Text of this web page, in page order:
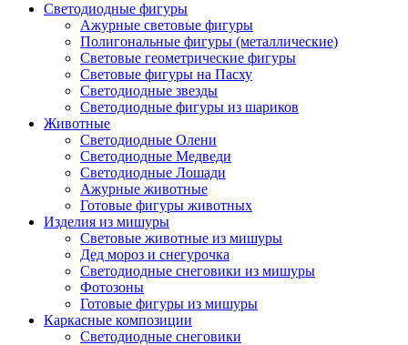
Светодиодные фигуры
Ажурные световые фигуры
Полигональные фигуры (металлические)
Световые геометрические фигуры
Световые фигуры на Пасху
Светодиодные звезды
Светодиодные фигуры из шариков
Животные
Светодиодные Олени
Светодиодные Медведи
Светодиодные Лошади
Ажурные животные
Готовые фигуры животных
Изделия из мишуры
Световые животные из мишуры
Дед мороз и снегурочка
Светодиодные снеговики из мишуры
Фотозоны
Готовые фигуры из мишуры
Каркасные композиции
Светодиодные снеговики